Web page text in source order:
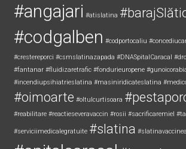
#angajari #atislatina
#codgalben #codportocaliu
#crestereporci #csmslatinazapada #DNASpitalCaracal
#fantanar #fluidizaretrafic #fondurieuropene
#incendiupsihiatrieslatina #masiniridicateslatina
#oimoarte #oltulcurtisoara
#reabilitare #reactieseveravaccin #rosii #sacrificaremiel
#serviciimedicalegratuite #slatina